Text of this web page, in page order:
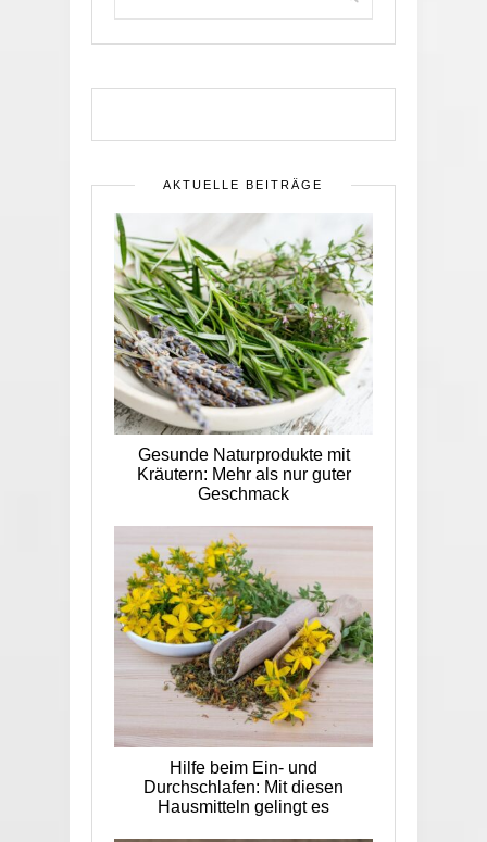
AKTUELLE BEITRÄGE
Gesunde Naturprodukte mit
Kräutern: Mehr als nur guter
Geschmack
Hilfe beim Ein- und
Durchschlafen: Mit diesen
Hausmitteln gelingt es